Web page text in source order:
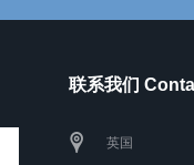
联系我们
英国